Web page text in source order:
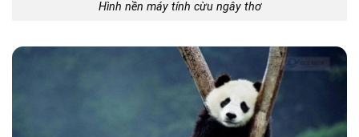
Hình nền máy tính cừu ngây thơ